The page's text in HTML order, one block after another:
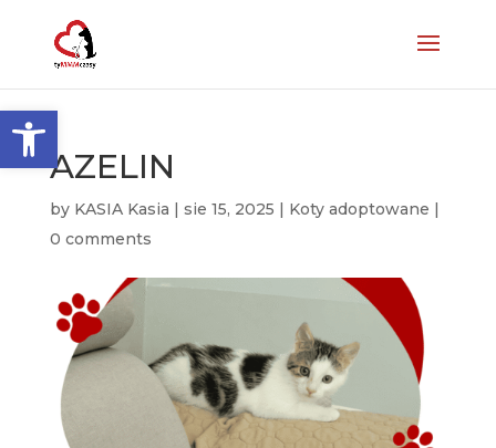
Otwórz pasek narzędzi
AZELIN
by KASIA Kasia | sie 15, 2025 | Koty adoptowane |
0 comments